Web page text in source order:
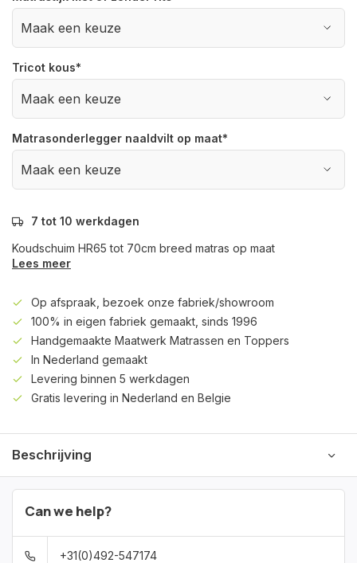
Tricot kous*
Matrasonderlegger naaldvilt op maat*
7 tot 10 werkdagen
Koudschuim HR65 tot 70cm breed matras op maat
Lees meer
Op afspraak, bezoek onze fabriek/showroom
100% in eigen fabriek gemaakt, sinds 1996
Handgemaakte Maatwerk Matrassen en Toppers
In Nederland gemaakt
Levering binnen 5 werkdagen
Gratis levering in Nederland en Belgie
Beschrijving
Can we help?
+31(0)492-547174